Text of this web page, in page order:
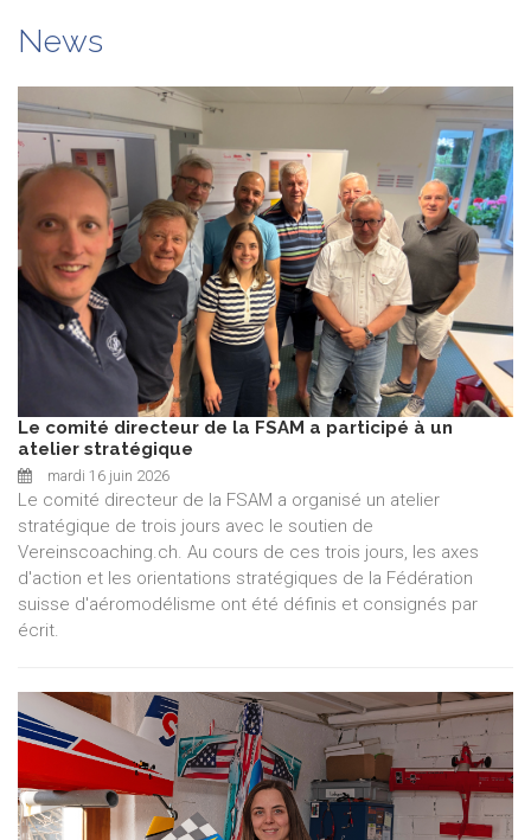
News
Le comité directeur de la FSAM a participé à un
atelier stratégique
mardi 16 juin 2026
Le comité directeur de la FSAM a organisé un atelier
stratégique de trois jours avec le soutien de
Vereinscoaching.ch. Au cours de ces trois jours, les axes
d'action et les orientations stratégiques de la Fédération
suisse d'aéromodélisme ont été définis et consignés par
écrit.